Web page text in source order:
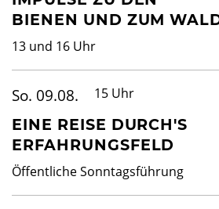
BIENEN UND ZUM
13 und 16 Uhr
So. 09.08. 15 Uhr
EINE REISE DURCH'S
ERFAHRUNGSFELD
Öffentliche Sonntagsführung